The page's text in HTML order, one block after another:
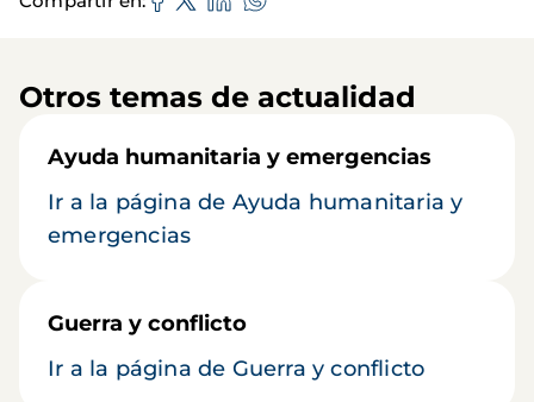
Otros temas de actualidad
Ayuda humanitaria y emergencias
Ir a la página de Ayuda humanitaria y
emergencias
Guerra y conflicto
Ir a la página de Guerra y conflicto